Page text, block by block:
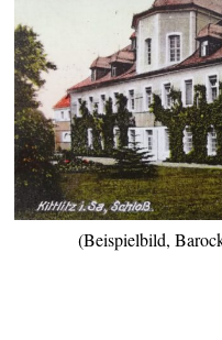
(Beispielbild,